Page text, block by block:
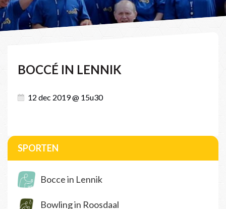
BOCCÉ IN LENNIK
12 dec 2019 @ 15u30
SPORTEN
Bocce in Lennik
Bowling in Roosdaal